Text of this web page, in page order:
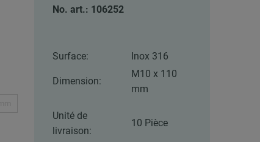
No. art.: 106252
Surface: Inox 316
Dimension:
M10 x 110
mm
Unité de
livraison:
10 Pièce